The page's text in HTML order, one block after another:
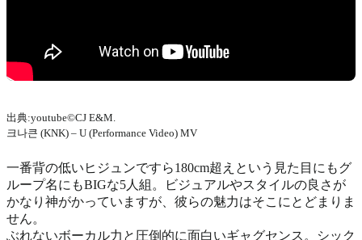
出典:youtube©CJ E&M.
크나큰 (KNK) – U (Performance Video) MV
一番背の低いヒジュンですら180cm超えという見た目にもグ
ループ名にもBIGな5人組。ビジュアルやスタイルの良さが
かなり神がかっていますが、彼らの魅力はそこにとどまりま
せん。
ぶれないボーカル力と圧倒的に面白いギャグセンス。シック